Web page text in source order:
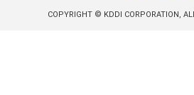
COPYRIGHT © KDDI CORPORATION,